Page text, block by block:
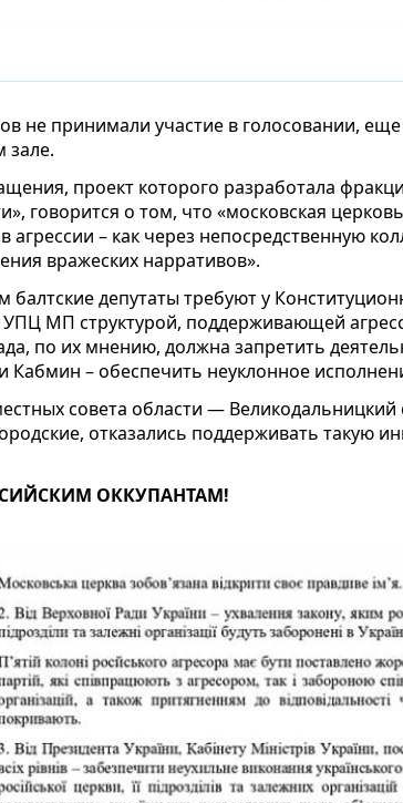
не принимали участие в голосовании,
зале.
проект которого разработала
говорится о том, что «московская
агрессии – как через непосредственную
вражеских нарративов».
балтские депутаты требуют у
МП структурой, поддерживающей
по их мнению, должна запретить
Кабмин – обеспечить неуклонное
совета области — Великодальницкий
отказались поддерживать такую
ОККУПАНТАМ!